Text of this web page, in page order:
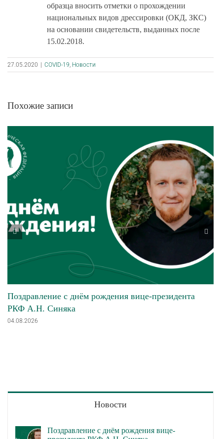
образца вносить отметки о прохождении
национальных видов дрессировки (ОКД, ЗКС)
на основании свидетельств, выданных после
15.02.2018.
27.05.2020 | COVID-19, Новости
Похожие записи
Поздравление с днём рождения вице-президента
РКФ А.Н. Синяка
04.08.2026
Новости
Поздравление с днём рождения вице-